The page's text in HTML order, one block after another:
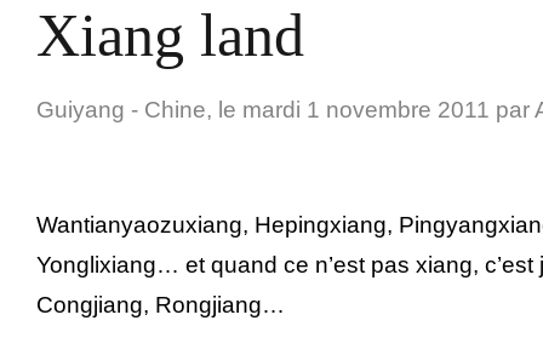
Xiang land
Guiyang - Chine, le mardi 1 novembre 2011 par
Wantianyaozuxiang, Hepingxiang,
Yonglixiang… et quand ce n’est pas xiang, c’est
Congjiang, Rongjiang…